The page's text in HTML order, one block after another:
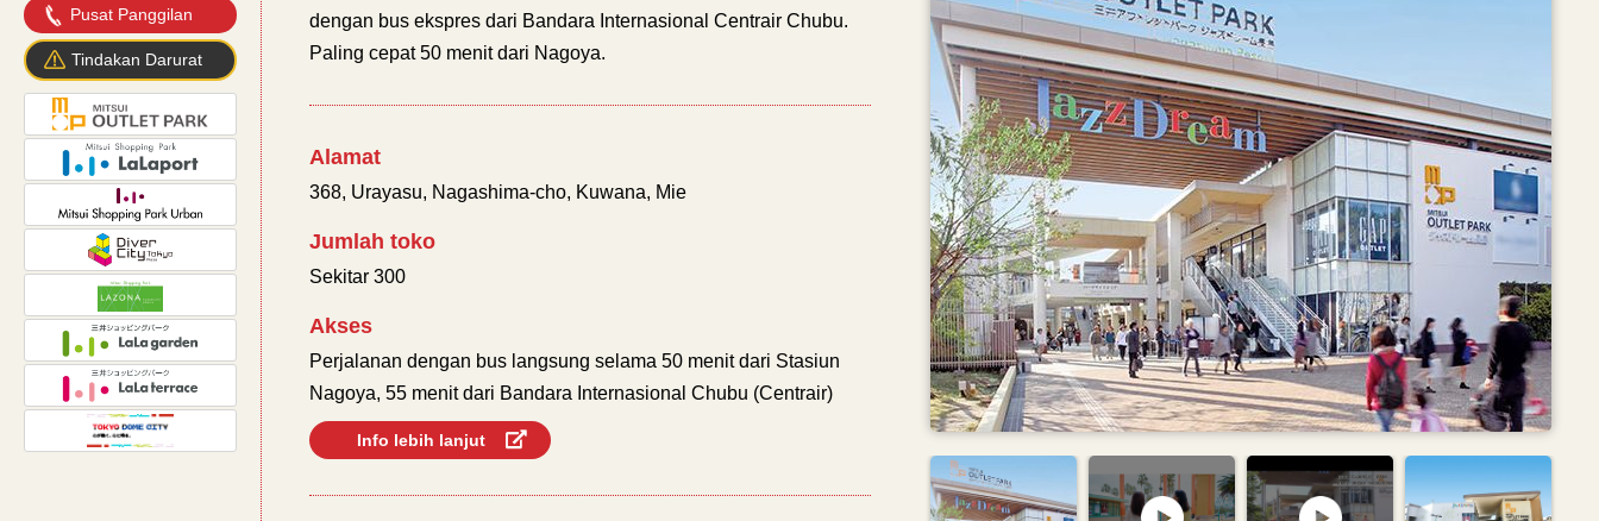
Pusat Panggilan
Tindakan Darurat
dengan bus ekspres dari Bandara Internasional Centrair Chubu.
Paling cepat 50 menit dari Nagoya.
Alamat
368, Urayasu, Nagashima-cho, Kuwana, Mie
Jumlah toko
Sekitar 300
Akses
Perjalanan dengan bus langsung selama 50 menit dari Stasiun
Nagoya, 55 menit dari Bandara Internasional Chubu (Centrair)
Info lebih lanjut